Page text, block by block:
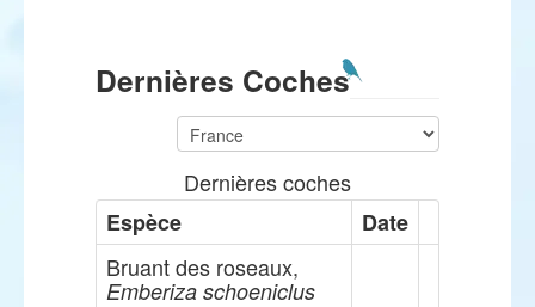
Dernières Coches
Dernières coches
Espèce
Date
Bruant des roseaux,
Emberiza schoeniclus